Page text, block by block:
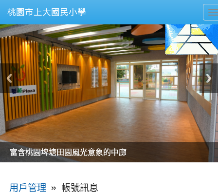
桃園市上大國民小學
美麗的操場是我們活力的來源
美麗的操場是我們活力的來源
煥然一新的小司令台
煥然一新的小司令台
富含桃園埤塘田園風光意象的中廊
富含桃園埤塘田園風光意象的中廊
嶄新的中庭廣場
嶄新的中庭廣場
水生池生生不息
水生池生生不息
用戶管理 » 帳號訊息